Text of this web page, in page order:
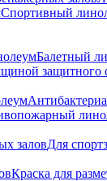
Спортивный
Балетный
защитного
заловДля
Краска для